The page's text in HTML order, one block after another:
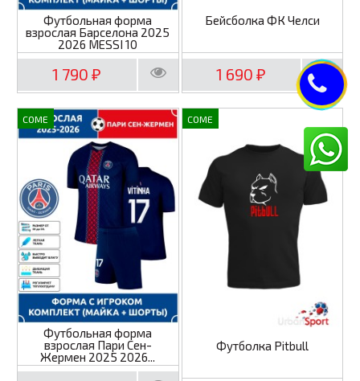
Футбольная форма
взрослая Барселона 2025
2026 MESSI 10
1 790₽
Бейсболка ФК Челси
1 690₽
COME
Футбольная форма
взрослая Пари Сен-
Жермен 2025 2026...
COME
Футболка Pitbull